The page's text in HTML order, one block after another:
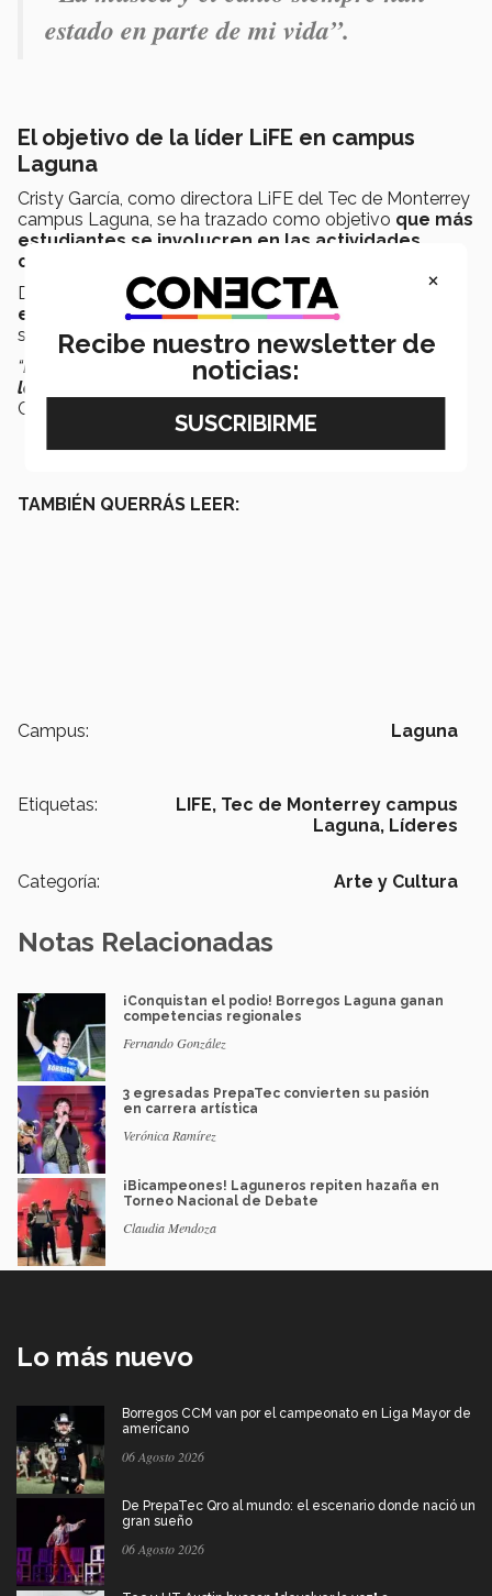
estado en parte de mi vida”.
El objetivo de la líder LiFE en campus
Laguna
Cristy García, como directora LiFE del Tec de Monterrey
campus Laguna, se ha trazado como objetivo que más
estudiantes se involucren en las actividades
culturales, deportivas y de liderazgo
Desde su perspectiva, todos deberían sumarse y
encontrar en LiFE un espacio donde crecer
sentirse parte de una comunidad.
“Lo más bonito es ver cómolos estudiantes descubren
lo que les apasiona y se atreven a hacerlo
Cristina García.
TAMBIÉN QUERRÁS LEER:
Campus: Laguna
Etiquetas: LIFE, Tec de Monterrey campus
Laguna, Líderes
Categoría: Arte y Cultura
Notas Relacionadas
¡Conquistan el podio! Borregos Laguna ganan
competencias regionales
Fernando González
3 egresadas PrepaTec convierten su pasión
en carrera artística
Verónica Ramírez
¡Bicampeones! Laguneros repiten hazaña en
Torneo Nacional de Debate
Claudia Mendoza
Lo más nuevo
Borregos CCM van por el campeonato en Liga Mayor de
americano
06 Agosto 2026
De PrepaTec Qro al mundo: el escenario donde nació un
gran sueño
06 Agosto 2026
×
Recibe nuestro newsletter de
noticias: